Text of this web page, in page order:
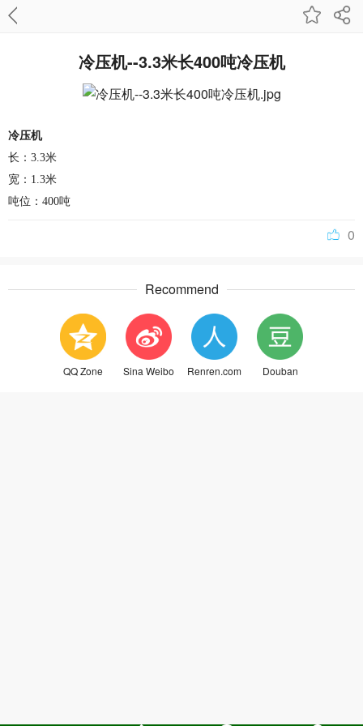
冷压机--3.3米长400吨冷压机
冷压机
长：3.3米
宽：1.3米
吨位：400吨
0
Recommend
QQ Zone Sina Weibo Renren.com Douban